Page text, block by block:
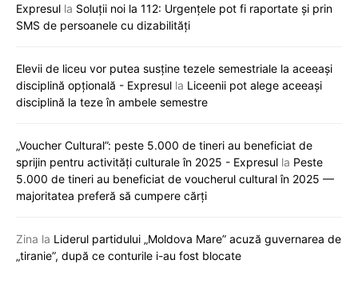
Expresul la Soluții noi la 112: Urgențele pot fi raportate și prin
SMS de persoanele cu dizabilități
Elevii de liceu vor putea susține tezele semestriale la aceeași
disciplină opțională - Expresul la Liceenii pot alege aceeași
disciplină la teze în ambele semestre
„Voucher Cultural”: peste 5.000 de tineri au beneficiat de
sprijin pentru activități culturale în 2025 - Expresul la Peste
5.000 de tineri au beneficiat de voucherul cultural în 2025 —
majoritatea preferă să cumpere cărți
Zina la Liderul partidului „Moldova Mare” acuză guvernarea de
„tiranie”, după ce conturile i-au fost blocate